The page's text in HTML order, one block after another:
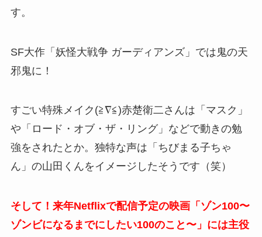
す。
SF大作「妖怪大戦争 ガーディアンズ」では鬼の天
邪鬼に！
すごい特殊メイク(≧∇≦)赤楚衛二さんは「マスク」
や「ロード・オブ・ザ・リング」などで動きの勉
強をされたとか。独特な声は「ちびまる子ちゃ
ん」の山田くんをイメージしたそうです（笑）
そして！来年Netflixで配信予定の映画「ゾン100〜
ゾンビになるまでにしたい100のこと〜」には主役